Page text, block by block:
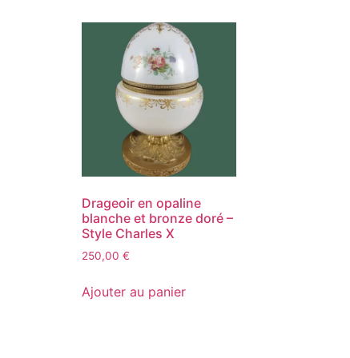
Drageoir en opaline
blanche et bronze doré –
Style Charles X
250,00 €
Ajouter au panier